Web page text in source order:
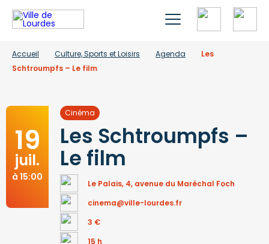
Accueil Culture, Sports et Loisirs Agenda
Les
Schtroumpfs – Le film
19
juil.
à 15:00
Cinéma
Les Schtroumpfs –
Le film
Le Palais, 4, avenue du Maréchal Foch
cinema@ville-lourdes.fr
3 €
15 h